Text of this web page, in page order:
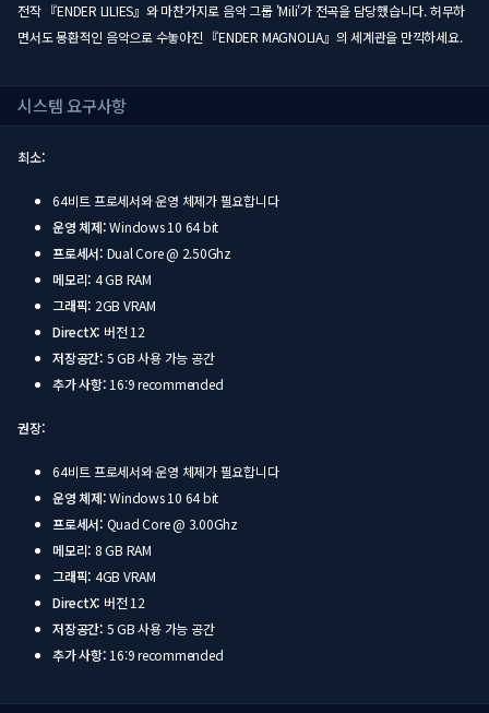
전작 『ENDER LILIES』와 마찬가지로 음악 그룹 'Mili'가 전곡을 담당했습니다. 허무하
면서도 몽환적인 음악으로 수놓아진 『ENDER MAGNOLIA』의 세계관을 만끽하세요.
시스템 요구사항
최소:
64비트 프로세서와 운영 체제가 필요합니다
운영 체제:Windows 10 64 bit
프로세서: Dual Core @ 2.50Ghz
메모리: 4 GB RAM
그래픽: 2GB VRAM
DirectX: 버전 12
저장공간: 5 GB 사용 가능 공간
추가 사항: 16:9 recommended
권장:
64비트 프로세서와 운영 체제가 필요합니다
운영 체제:Windows 10 64 bit
프로세서: Quad Core @ 3.00Ghz
메모리: 8 GB RAM
그래픽: 4GB VRAM
DirectX: 버전 12
저장공간: 5 GB 사용 가능 공간
추가 사항: 16:9 recommended